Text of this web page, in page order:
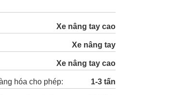
Xe nâng tay cao
Xe nâng tay
Xe nâng tay cao
hóa cho phép: 1-3 tấn